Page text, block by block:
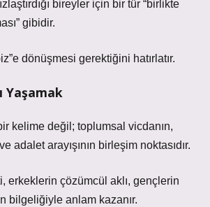
bireyler için bir tür “birlikte
gibidir.
dönüşmesi gerektiğini hatırlatır.
Yaşamak
kelime değil; toplumsal vicdanın,
adalet arayışının birleşim noktasıdır.
erkeklerin çözümcül aklı, gençlerin
bilgeliğiyle anlam kazanır.